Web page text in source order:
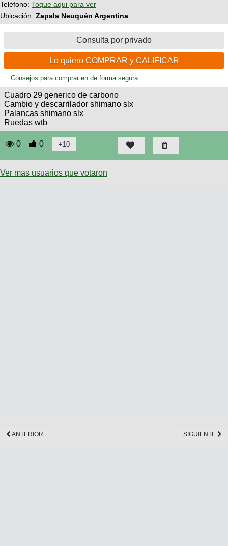
BMX
Ruta,
De
Retro
Enduro
Ranking
Fotos
del
COMPRO
CANJE
Mi
Reputación
Mis
Compras
Mis
Ventas
Técnica
Mecánica
Calendario
Operadores
cicloturismo
Relatos
Foro
de
viajes
Últimos
Amigos
Actividad
de
Amigos
Teléfono: Toque aqui para ver
Ubicación: Zapala Neuquén Argentina
Consulta por privado
Lo quiero COMPRAR y CALIFICAR
Consejos para comprar en de forma segura
Cuadro 29 generico de carbono
Cambio y descarrilador shimano slx
Palancas shimano slx
Ruedas wtb
0 0
Ver mas usuarios que votaron
ANTERIOR SIGUIENTE